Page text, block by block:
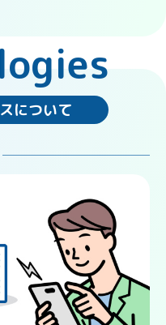
について